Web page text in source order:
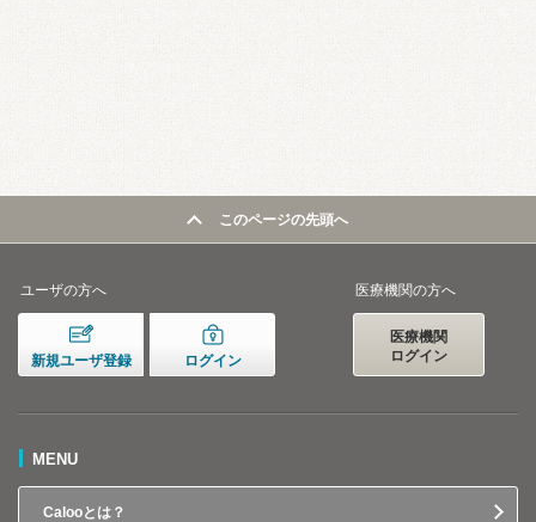
このページの先頭へ
ユーザの方へ
新規ユーザ登録 ログイン
医療機関の方へ
医療機関
ログイン
MENU
Calooとは？